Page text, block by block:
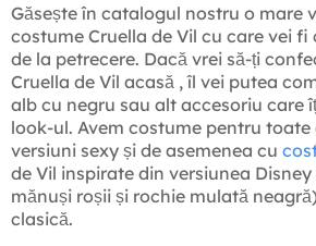
Găsește în catalogul nostru o mare
costume Cruella de Vil cu care vei fi
de la petrecere. Dacă vrei să-ți
Cruella de Vil acasă , îl vei putea
alb cu negru sau alt accesoriu care
look-ul. Avem costume pentru toate
versiuni sexy și de asemenea cu
de Vil inspirate din versiunea
mănuși roșii și rochie mulată
clasică.